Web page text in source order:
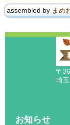
assembled by まめ
〒
埼
お知らせ